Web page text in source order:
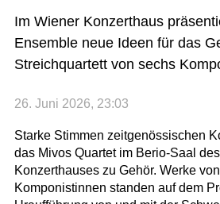
Im Wiener Konzerthaus
Ensemble neue Ideen für das
Streichquartett von sechs
26. Juni 2026, 23:03
Starke Stimmen zeitgenössischen
das Mivos Quartet im Berio-Saal
Konzerthauses zu Gehör. Werke
Komponistinnen standen auf dem